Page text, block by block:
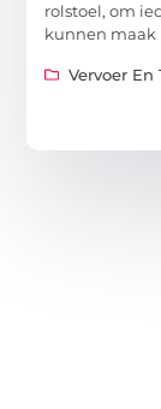
rolstoel, om
kunnen maak
Vervoer En